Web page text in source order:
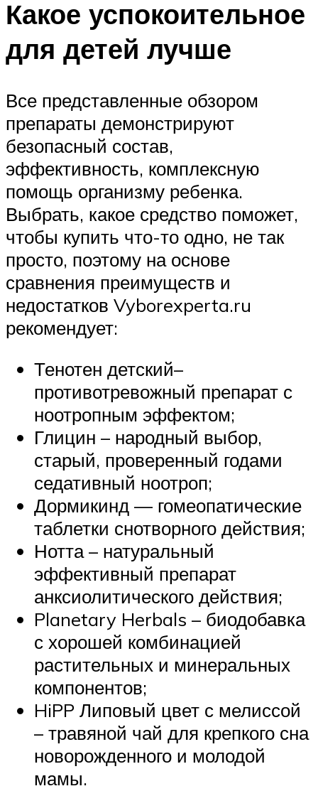
Какое успокоительное
для детей лучше
Все представленные обзором
препараты демонстрируют
безопасный состав,
эффективность, комплексную
помощь организму ребенка.
Выбрать, какое средство поможет,
чтобы купить что-то одно, не так
просто, поэтому на основе
сравнения преимуществ и
недостатков Vyborexperta.ru
рекомендует:
Тенотен детский–
противотревожный препарат с
ноотропным эффектом;
Глицин – народный выбор,
старый, проверенный годами
седативный ноотроп;
Дормикинд — гомеопатические
таблетки снотворного действия;
Нотта – натуральный
эффективный препарат
анксиолитического действия;
Planetary Herbals – биодобавка
с хорошей комбинацией
растительных и минеральных
компонентов;
HiPP Липовый цвет с мелиссой
– травяной чай для крепкого сна
новорожденного и молодой
мамы.